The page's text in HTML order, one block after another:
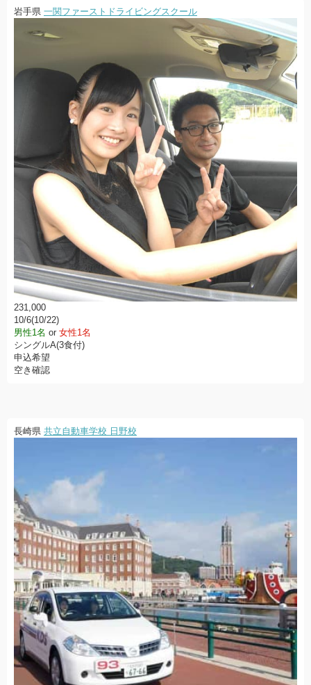
岩手県 一関ファーストドライビングスクール
231,000
10/6(10/22)
男性1名 or 女性1名
シングルA(3食付)
申込希望
空き確認
長崎県 共立自動車学校 日野校